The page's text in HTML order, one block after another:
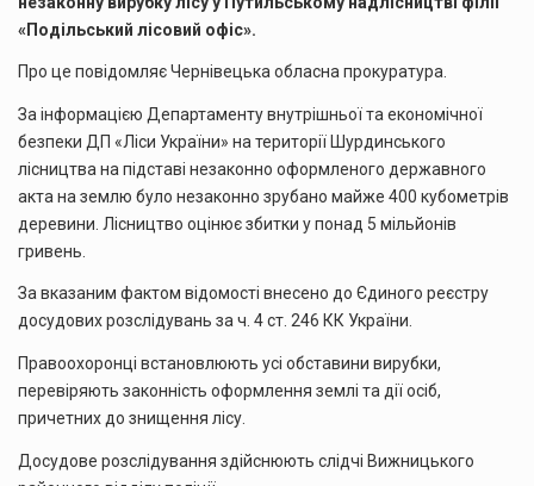
«Подільський лісовий офіс».
Про це повідомляє Чернівецька обласна прокуратура.
За інформацією Департаменту внутрішньої та економічної
безпеки ДП «Ліси України» на території Шурдинського
лісництва на підставі незаконно оформленого державного
акта на землю було незаконно зрубано майже 400 кубометрів
деревини. Лісництво оцінює збитки у понад 5 мільйонів
гривень.
За вказаним фактом відомості внесено до Єдиного реєстру
досудових розслідувань за ч. 4 ст. 246 КК України.
Правоохоронці встановлюють усі обставини вирубки,
перевіряють законність оформлення землі та дії осіб,
причетних до знищення лісу.
Досудове розслідування здійснюють слідчі Вижницького